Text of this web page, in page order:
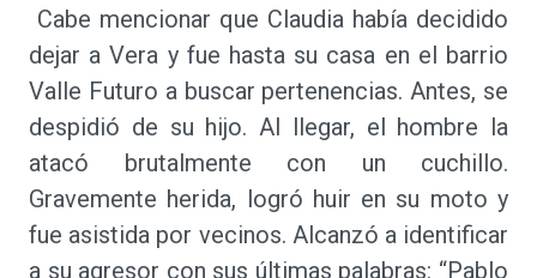
Cabe mencionar que Claudia había decidido
dejar a Vera y fue hasta su casa en el barrio
Valle Futuro a buscar pertenencias. Antes, se
despidió de su hijo. Al llegar, el hombre la
atacó brutalmente con un cuchillo.
Gravemente herida, logró huir en su moto y
fue asistida por vecinos. Alcanzó a identificar
a su agresor con sus últimas palabras: “Pablo